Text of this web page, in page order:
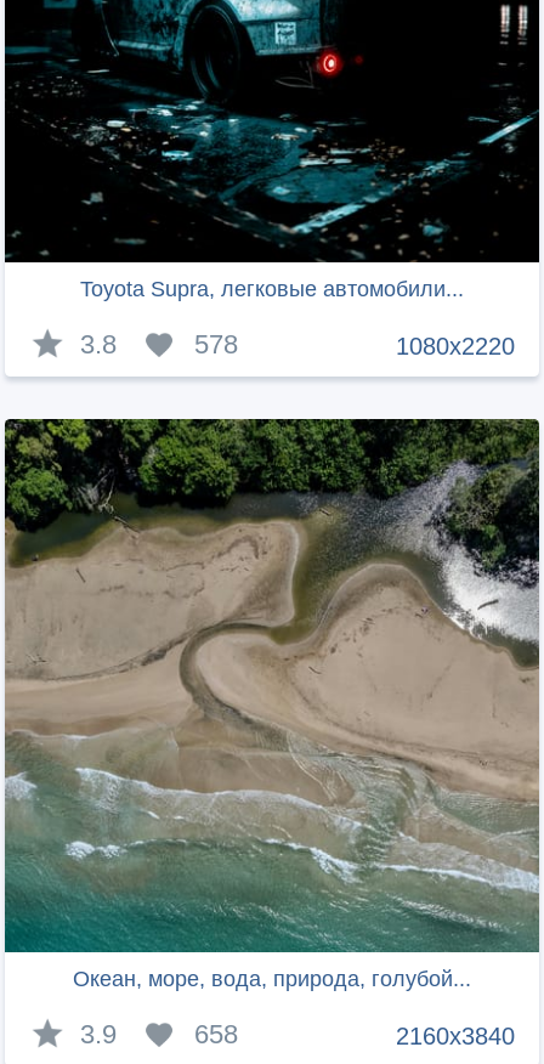
Toyota Supra, легковые автомобили...
1080x2220
3.8 578
Океан, море, вода, природа, голубой...
2160x3840
3.9 658